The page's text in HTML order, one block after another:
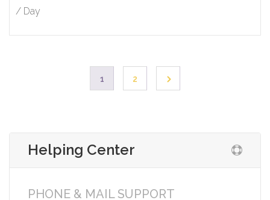
/ Day
1 2
Helping Center
PHONE & MAIL SUPPORT